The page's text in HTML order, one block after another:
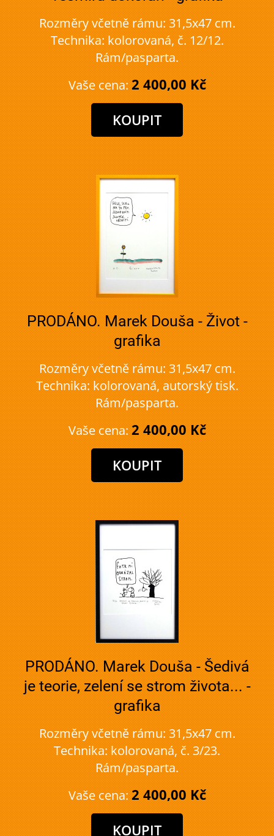
Rozměry včetně rámu: 31,5x47 cm.
Technika: kolorovaná, č. 12/12.
Rám/pasparta.
Vaše cena: 2 400,00 Kč
PRODÁNO. Marek Douša - Život -
grafika
Rozměry včetně rámu: 31,5x47 cm.
Technika: kolorovaná, autorský tisk.
Rám/pasparta.
Vaše cena: 2 400,00 Kč
PRODÁNO. Marek Douša - Šedivá
je teorie, zelení se strom života... -
grafika
Rozměry včetně rámu: 31,5x47 cm.
Technika: kolorovaná, č. 3/23.
Rám/pasparta.
Vaše cena: 2 400,00 Kč